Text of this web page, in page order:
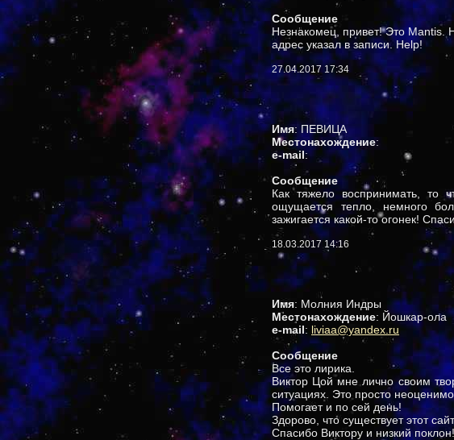
Сообщение
Незнакомец, привет! Это Mantis.
адрес указал в записи. Help!
27.04.2017 17:34
Имя: ПЕВИЦА
Местонахождение:
e-mail:
Сообщение
Как тяжело воспринимать, то
ощущается тепло, немного
зажигается какой-то огонек!
18.03.2017 14:16
Имя: Молния Индры
Местонахождение: Йошкар-ола
e-mail: liviaa@yandex.ru
Сообщение
Все это лирика.
Виктор Цой мне лично своим
ситуациях. Это просто
Помогает и по сей день!
Здорово, что существует этот
Спасибо Виктору и низкий поклон!